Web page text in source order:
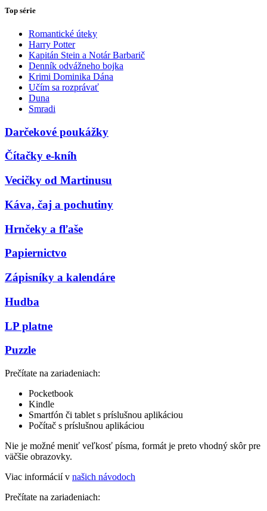
Top série
Romantické úteky
Harry Potter
Kapitán Stein a Notár Barbarič
Denník odvážneho bojka
Krimi Dominika Dána
Učím sa rozprávať
Duna
Smradi
Darčekové poukážky
Čítačky e-kníh
Vecičky od Martinusu
Káva, čaj a pochutiny
Hrnčeky a fľaše
Papiernictvo
Zápisníky a kalendáre
Hudba
LP platne
Puzzle
Prečítate na zariadeniach:
Pocketbook
Kindle
Smartfón či tablet s príslušnou aplikáciou
Počítač s príslušnou aplikáciou
Nie je možné meniť veľkosť písma, formát je preto vhodný skôr pre
väčšie obrazovky.
Viac informácií v našich návodoch
Prečítate na zariadeniach: